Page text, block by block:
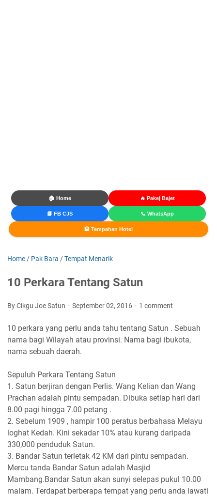
🏠 Home 🔥 Pakej Bajet
📘 FB CJS 📞 WhatsApp
🏨 Tempahan Hotel
Home / Pak Bara /Tempat Menarik
10 Perkara Tentang Satun
By Cikgu Joe Satun September 02, 2016 1 comment
10 perkara yang perlu anda tahu tentang Satun . Sebuah
nama bagi Wilayah atau provinsi. Nama bagi ibukota,
nama sebuah daerah.
Sepuluh Perkara Tentang Satun
1. Satun berjiran dengan Perlis. Wang Kelian dan Wang
Prachan adalah pintu sempadan. Dibuka setiap hari dari
8.00 pagi hingga 7.00 petang .
2. Sebelum 1909 , hampir 100 peratus berbahasa Melayu
loghat Kedah. Kini sekadar 10% atau kurang daripada
330,000 penduduk Satun.
3. Bandar Satun terletak 42 KM dari pintu sempadan.
Mercu tanda Bandar Satun adalah Masjid
Mambang.Bandar Satun akan sunyi selepas pukul 10.00
malam. Terdapat berberapa tempat yang perlu anda lawati